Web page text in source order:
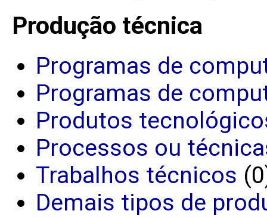
Produção técnica
Programas de
Programas de
Produtos
Processos ou
Trabalhos técnicos
Demais tipos de